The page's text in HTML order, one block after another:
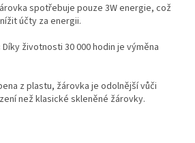
spotřebuje pouze 3W energie, což
účty za energii.
Díky životnosti 30 000 hodin je výměna
z plastu, žárovka je odolnější vůči
než klasické skleněné žárovky.